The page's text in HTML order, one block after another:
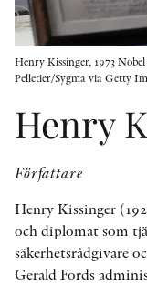
Henry Kissinger, 1973
Pelletier/Sygma via Getty
Henry
Författare
Henry Kissinger
och diplomat som
säkerhetsrådgivare
Gerald Fords